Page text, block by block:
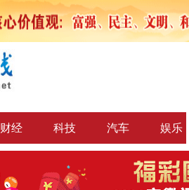
财经 科技 汽车 娱乐